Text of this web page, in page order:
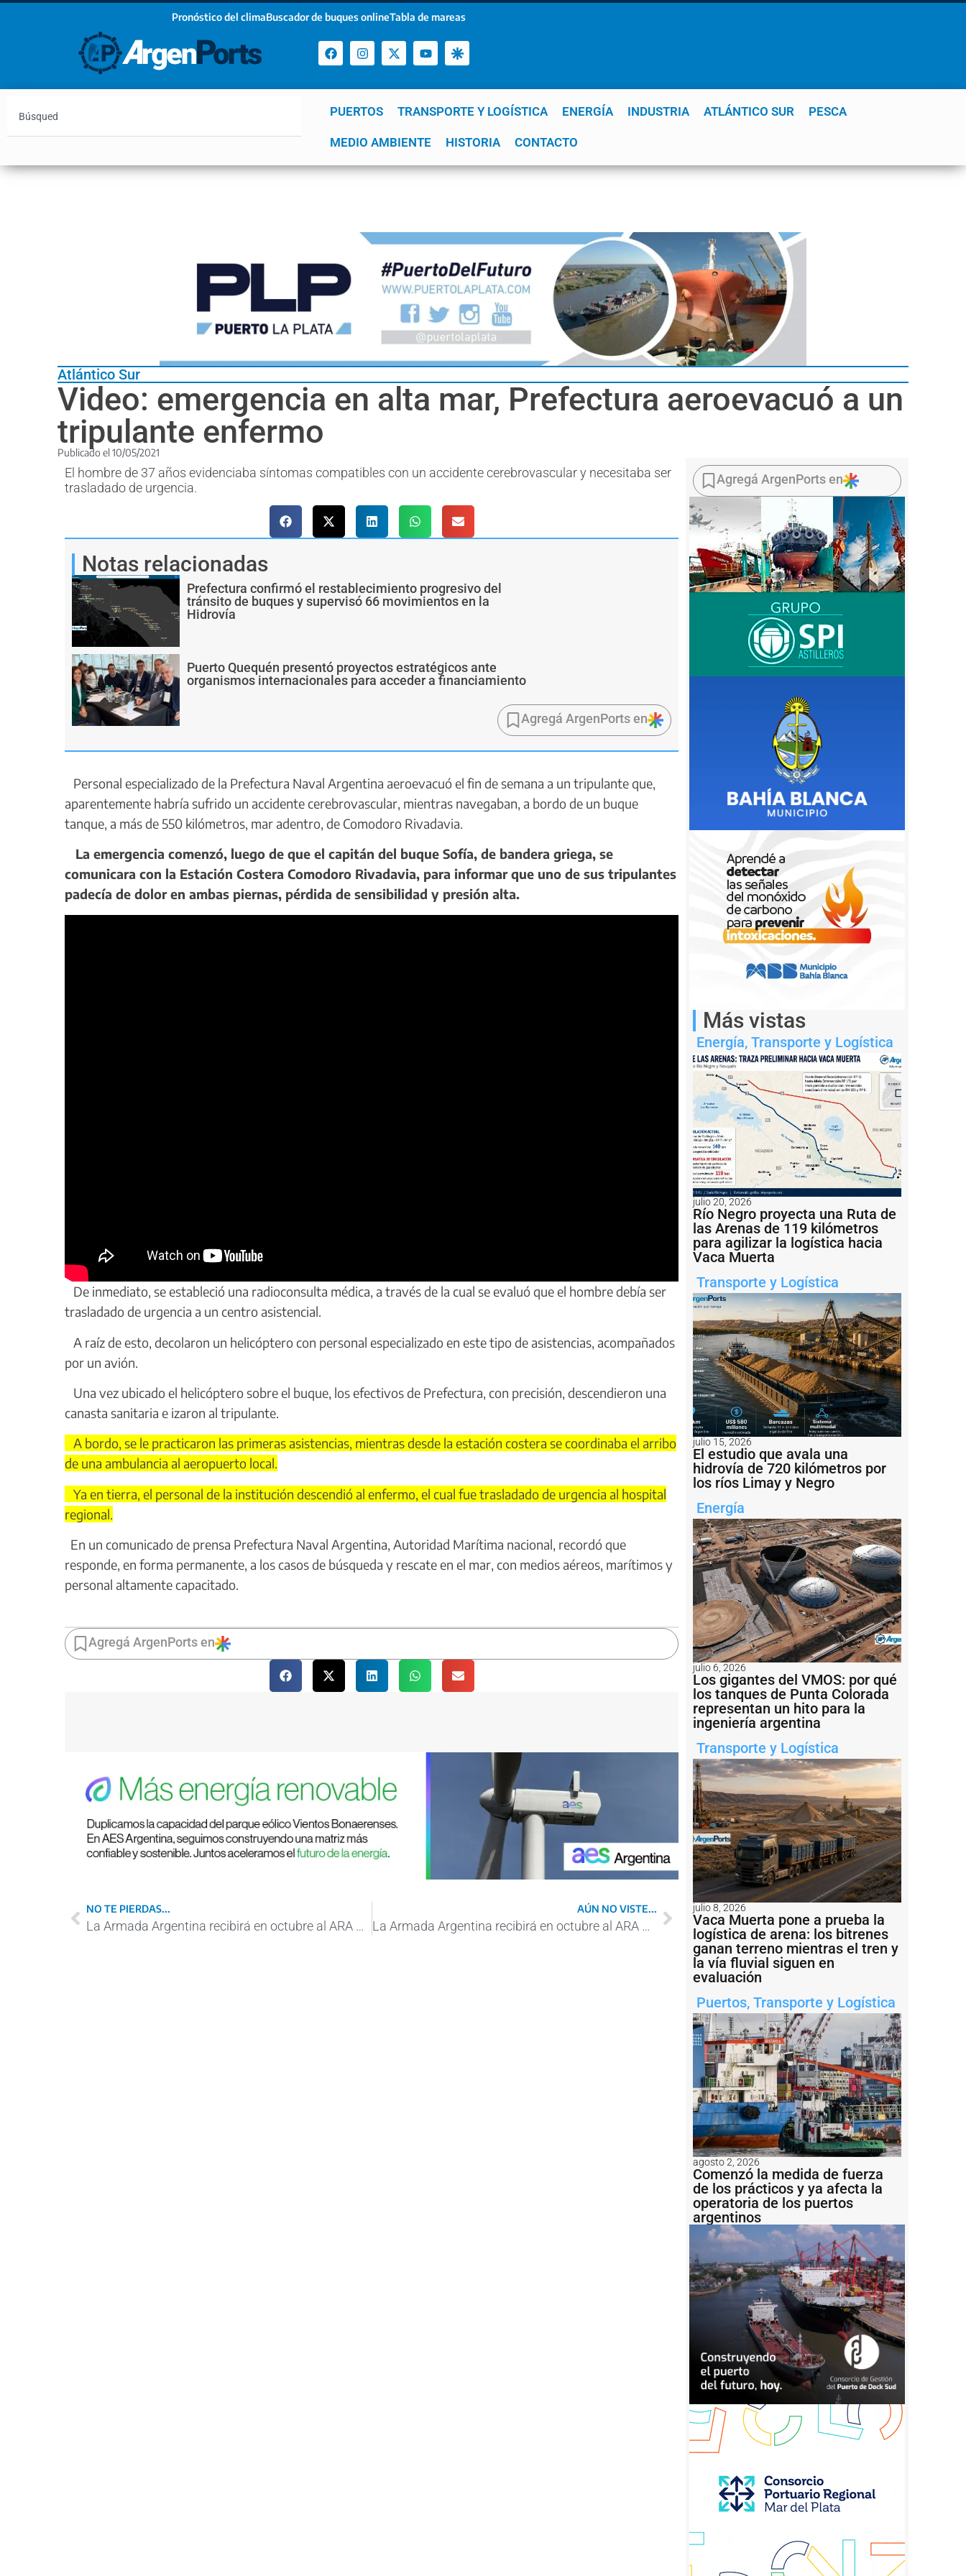
Pronóstico del climaBuscador de buques onlineTabla de mareas
PUERTOS TRANSPORTE Y LOGÍSTICA ENERGÍA INDUSTRIA ATLÁNTICO SUR PESCA
MEDIO AMBIENTE HISTORIA CONTACTO
YPF GNL Mar del Plata Patagonia Quequén
Atlántico Sur
Video: emergencia en alta mar, Prefectura aeroevacuó a un
tripulante enfermo
Publicado el 10/05/2021
El hombre de 37 años evidenciaba síntomas compatibles con un accidente cerebrovascular y necesitaba ser
trasladado de urgencia.
Notas relacionadas
Prefectura confirmó el restablecimiento progresivo del
tránsito de buques y supervisó 66 movimientos en la
Hidrovía
Puerto Quequén presentó proyectos estratégicos ante
organismos internacionales para acceder a financiamiento
Agregá ArgenPorts en
Personal especializado de la Prefectura Naval Argentina aeroevacuó el fin de semana a un tripulante que,
aparentemente habría sufrido un accidente cerebrovascular, mientras navegaban, a bordo de un buque
tanque, a más de 550 kilómetros, mar adentro, de Comodoro Rivadavia.
La emergencia comenzó, luego de que el capitán del buque Sofía, de bandera griega, se
comunicara con la Estación Costera Comodoro Rivadavia, para informar que uno de sus tripulantes
padecía de dolor en ambas piernas, pérdida de sensibilidad y presión alta.
De inmediato, se estableció una radioconsulta médica, a través de la cual se evaluó que el hombre debía ser
trasladado de urgencia a un centro asistencial.
A raíz de esto, decolaron un helicóptero con personal especializado en este tipo de asistencias, acompañados
por un avión.
Una vez ubicado el helicóptero sobre el buque, los efectivos de Prefectura, con precisión, descendieron una
canasta sanitaria e izaron al tripulante.
A bordo, se le practicaron las primeras asistencias, mientras desde la estación costera se coordinaba el arribo
de una ambulancia al aeropuerto local.
Ya en tierra, el personal de la institución descendió al enfermo, el cual fue trasladado de urgencia al hospital
regional.
En un comunicado de prensa Prefectura Naval Argentina, Autoridad Marítima nacional, recordó que
responde, en forma permanente, a los casos de búsqueda y rescate en el mar, con medios aéreos, marítimos y
personal altamente capacitado.
Agregá ArgenPorts en
NO TE PIERDAS...
La Armada Argentina recibirá en octubre al ARA Storni, su tercer patrullero oceánico
AÚN NO VISTE...
La Armada Argentina recibirá en octubre al ARA Storni, su tercer patrullero oceánico
Agregá ArgenPorts en
Más vistas
Energía, Transporte y Logística
julio 20, 2026
Río Negro proyecta una Ruta de
las Arenas de 119 kilómetros
para agilizar la logística hacia
Vaca Muerta
Transporte y Logística
julio 15, 2026
El estudio que avala una
hidrovía de 720 kilómetros por
los ríos Limay y Negro
Energía
julio 6, 2026
Los gigantes del VMOS: por qué
los tanques de Punta Colorada
representan un hito para la
ingeniería argentina
Transporte y Logística
julio 8, 2026
Vaca Muerta pone a prueba la
logística de arena: los bitrenes
ganan terreno mientras el tren y
la vía fluvial siguen en
evaluación
Puertos, Transporte y Logística
agosto 2, 2026
Comenzó la medida de fuerza
de los prácticos y ya afecta la
operatoria de los puertos
argentinos
¡Sumate a nuestro Newsletter!
Email
Estoy de acuerdo con las condiciones y políticas de